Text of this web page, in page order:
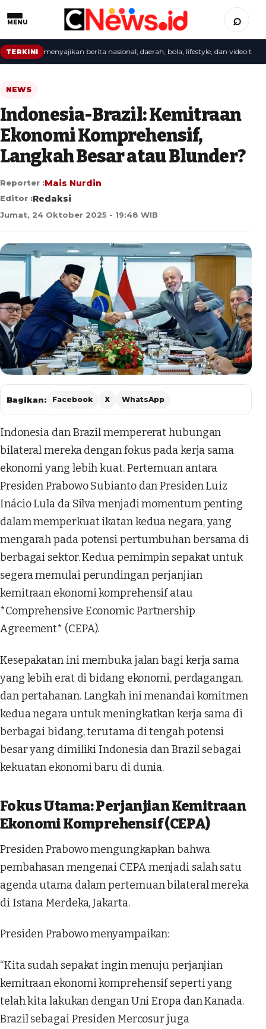
MENU ⌕
TERKINImenyajikan berita nasional, daerah, bola, lifestyle, dan video terbaru.
NEWS
Indonesia-Brazil: Kemitraan
Ekonomi Komprehensif,
Langkah Besar atau Blunder?
Reporter :Mais Nurdin
Editor :Redaksi
Jumat, 24 Oktober 2025 - 19:48 WIB
Bagikan: Facebook X WhatsApp
Indonesia dan Brazil mempererat hubungan
bilateral mereka dengan fokus pada kerja sama
ekonomi yang lebih kuat. Pertemuan antara
Presiden Prabowo Subianto dan Presiden Luiz
Inácio Lula da Silva menjadi momentum penting
dalam memperkuat ikatan kedua negara, yang
mengarah pada potensi pertumbuhan bersama di
berbagai sektor. Kedua pemimpin sepakat untuk
segera memulai perundingan perjanjian
kemitraan ekonomi komprehensif atau
*Comprehensive Economic Partnership
Agreement* (CEPA).
Kesepakatan ini membuka jalan bagi kerja sama
yang lebih erat di bidang ekonomi, perdagangan,
dan pertahanan. Langkah ini menandai komitmen
kedua negara untuk meningkatkan kerja sama di
berbagai bidang, terutama di tengah potensi
besar yang dimiliki Indonesia dan Brazil sebagai
kekuatan ekonomi baru di dunia.
Fokus Utama: Perjanjian Kemitraan
Ekonomi Komprehensif (CEPA)
Presiden Prabowo mengungkapkan bahwa
pembahasan mengenai CEPA menjadi salah satu
agenda utama dalam pertemuan bilateral mereka
di Istana Merdeka, Jakarta.
Presiden Prabowo menyampaikan:
“Kita sudah sepakat ingin menuju perjanjian
kemitraan ekonomi komprehensif seperti yang
telah kita lakukan dengan Uni Eropa dan Kanada.
Brazil sebagai Presiden Mercosur juga